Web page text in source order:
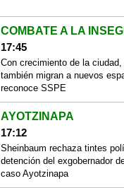
COMBATE A LA
17:45
Con crecimiento de la ciudad,
también migran a nuevos
reconoce SSPE
AYOTZINAPA
17:12
Sheinbaum rechaza tintes
detención del exgobernador
caso Ayotzinapa